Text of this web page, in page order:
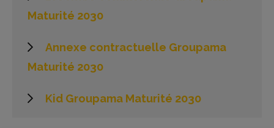
Maturité 2030
Annexe contractuelle Groupama
Maturité 2030
Kid Groupama Maturité 2030